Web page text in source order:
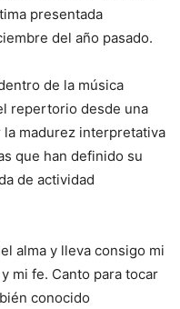
presentada
del año pasado.
de la música
repertorio desde una
madurez interpretativa
que han definido su
de actividad
alma y lleva consigo mi
mi fe. Canto para tocar
conocido